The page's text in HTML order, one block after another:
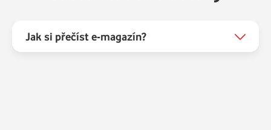
Jak si přečíst e-magazín?